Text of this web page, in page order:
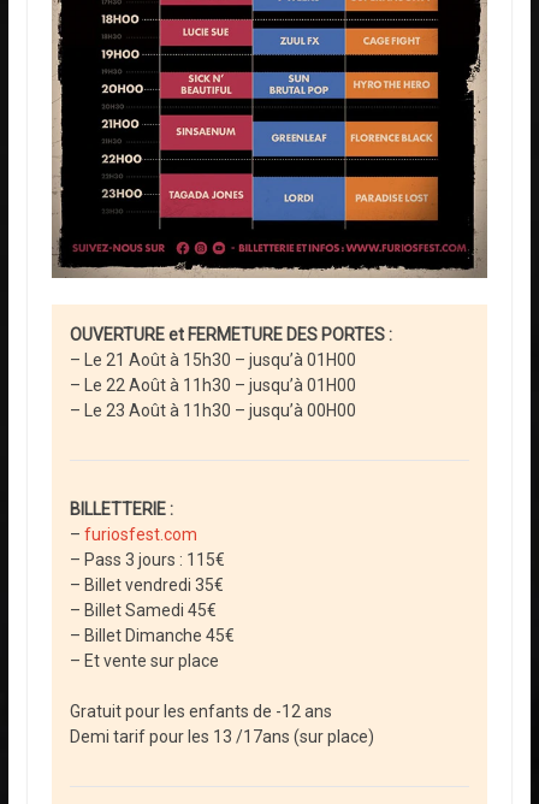
OUVERTURE et FERMETURE DES PORTES :
– Le 21 Août à 15h30 – jusqu’à 01H00
– Le 22 Août à 11h30 – jusqu’à 01H00
– Le 23 Août à 11h30 – jusqu’à 00H00
BILLETTERIE :
– furiosfest.com
– Pass 3 jours : 115€
– Billet vendredi 35€
– Billet Samedi 45€
– Billet Dimanche 45€
– Et vente sur place
Gratuit pour les enfants de -12 ans
Demi tarif pour les 13 /17ans (sur place)